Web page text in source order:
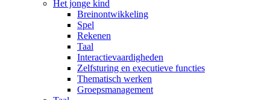
Het jonge kind
Breinontwikkeling
Spel
Rekenen
Taal
Interactievaardigheden
Zelfsturing en executieve functies
Thematisch werken
Groepsmanagement